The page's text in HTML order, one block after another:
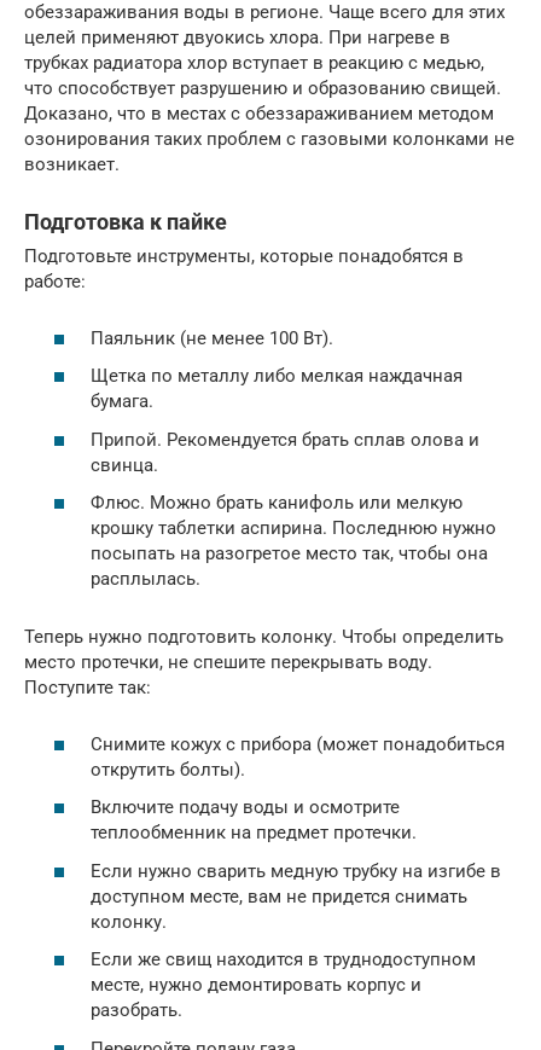
обеззараживания воды в регионе. Чаще всего для этих
целей применяют двуокись хлора. При нагреве в
трубках радиатора хлор вступает в реакцию с медью,
что способствует разрушению и образованию свищей.
Доказано, что в местах с обеззараживанием методом
озонирования таких проблем с газовыми колонками не
возникает.
Подготовка к пайке
Подготовьте инструменты, которые понадобятся в
работе:
Паяльник (не менее 100 Вт).
Щетка по металлу либо мелкая наждачная
бумага.
Припой. Рекомендуется брать сплав олова и
свинца.
Флюс. Можно брать канифоль или мелкую
крошку таблетки аспирина. Последнюю нужно
посыпать на разогретое место так, чтобы она
расплылась.
Теперь нужно подготовить колонку. Чтобы определить
место протечки, не спешите перекрывать воду.
Поступите так:
Снимите кожух с прибора (может понадобиться
открутить болты).
Включите подачу воды и осмотрите
теплообменник на предмет протечки.
Если нужно сварить медную трубку на изгибе в
доступном месте, вам не придется снимать
колонку.
Если же свищ находится в труднодоступном
месте, нужно демонтировать корпус и
разобрать.